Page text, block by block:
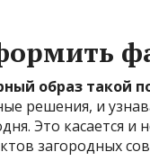
образ такой
решения, и
Это касается
загородных